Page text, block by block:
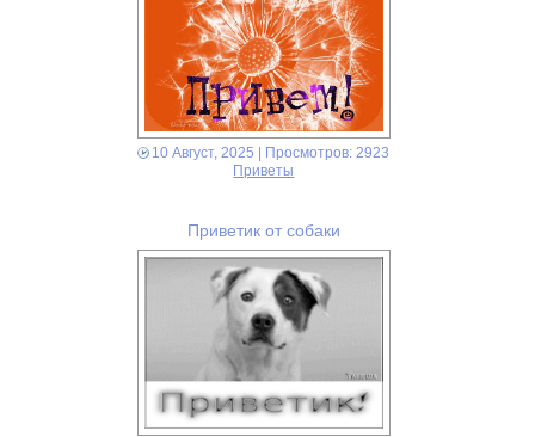
10 Август, 2025 | Просмотров: 2923
Приветы
Приветик от собаки